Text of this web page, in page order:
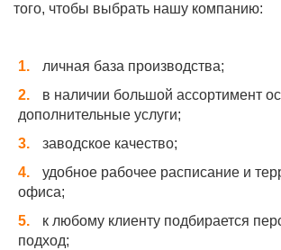
того, чтобы выбрать нашу компанию:
личная база производства;
в наличии большой ассортимент
дополнительные услуги;
заводское качество;
удобное рабочее расписание и
офиса;
к любому клиенту подбирается
подход;